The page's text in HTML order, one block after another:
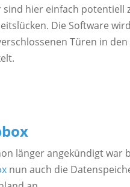
sind hier einfach potentiell
Die Software
Türen in den
länger angekündigt war
nun auch die